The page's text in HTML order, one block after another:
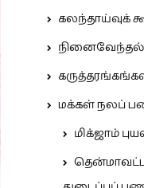
கலந்தாய்வுக்
மக்கள் நலப்
மிக்ஜாம்